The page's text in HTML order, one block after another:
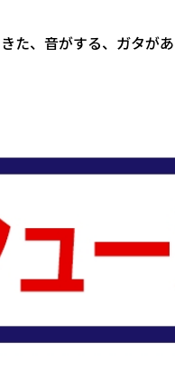
た、音がする、ガタが